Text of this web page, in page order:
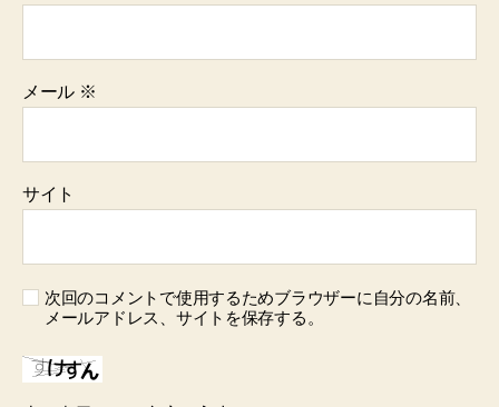
メール ※
サイト
次回のコメントで使用するためブラウザーに自分の名前、
メールアドレス、サイトを保存する。